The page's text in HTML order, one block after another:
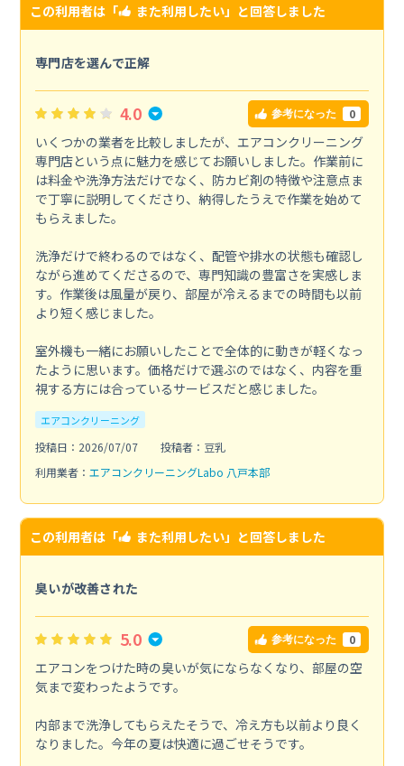
この利用者は「 また利用したい」と回答しました
専門店を選んで正解
4.0 参考になった 0
いくつかの業者を比較しましたが、エアコンクリーニング
専門店という点に魅力を感じてお願いしました。作業前に
は料金や洗浄方法だけでなく、防カビ剤の特徴や注意点ま
で丁寧に説明してくださり、納得したうえで作業を始めて
もらえました。
洗浄だけで終わるのではなく、配管や排水の状態も確認し
ながら進めてくださるので、専門知識の豊富さを実感しま
す。作業後は風量が戻り、部屋が冷えるまでの時間も以前
より短く感じました。
室外機も一緒にお願いしたことで全体的に動きが軽くなっ
たように思います。価格だけで選ぶのではなく、内容を重
視する方には合っているサービスだと感じました。
エアコンクリーニング
投稿日：2026/07/07
投稿者：豆乳
利用業者： エアコンクリーニングLabo 八戸本部
この利用者は「 また利用したい」と回答しました
臭いが改善された
5.0 参考になった 0
エアコンをつけた時の臭いが気にならなくなり、部屋の空
気まで変わったようです。
内部まで洗浄してもらえたそうで、冷え方も以前より良く
なりました。今年の夏は快適に過ごせそうです。